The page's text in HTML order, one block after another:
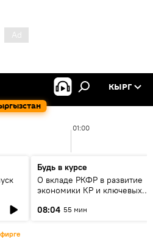
КЫРГ
01:00
Будь в курсе
О вкладе РКФР в развитие
экономики КР и ключевых
08:04 55 мин